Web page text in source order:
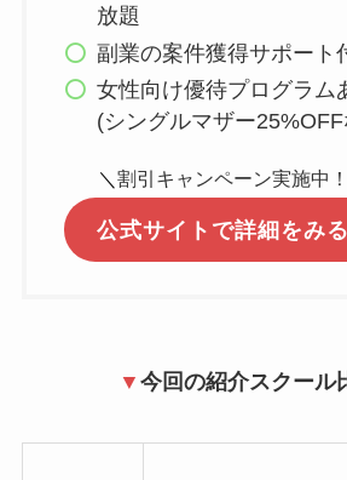
放題
副業の案件獲得サポート
女性向け優待プログラム
(シングルマザー
＼ 割引キャンペーン実施中！
公式サイトで詳細をみる
▼ 今回の紹介スクール